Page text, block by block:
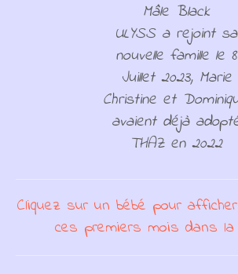
Mâle Black
ULYSS a rejoint sa
nouvelle famille le 8
Juillet 2023, Marie
Christine et
avaient déjà
THAZ en 2022
Cliquez sur un bébé pour
ces premiers mois dans la